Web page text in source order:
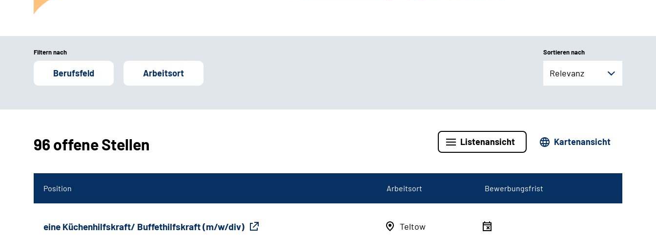
Filtern nach
Berufsfeld Arbeitsort
Sortieren nach
Relevanz
96 offene Stellen Listenansicht Kartenansicht
Position Arbeitsort Bewerbungsfrist
eine Küchenhilfskraft/ Buffethilfskraft (m/w/div) Teltow